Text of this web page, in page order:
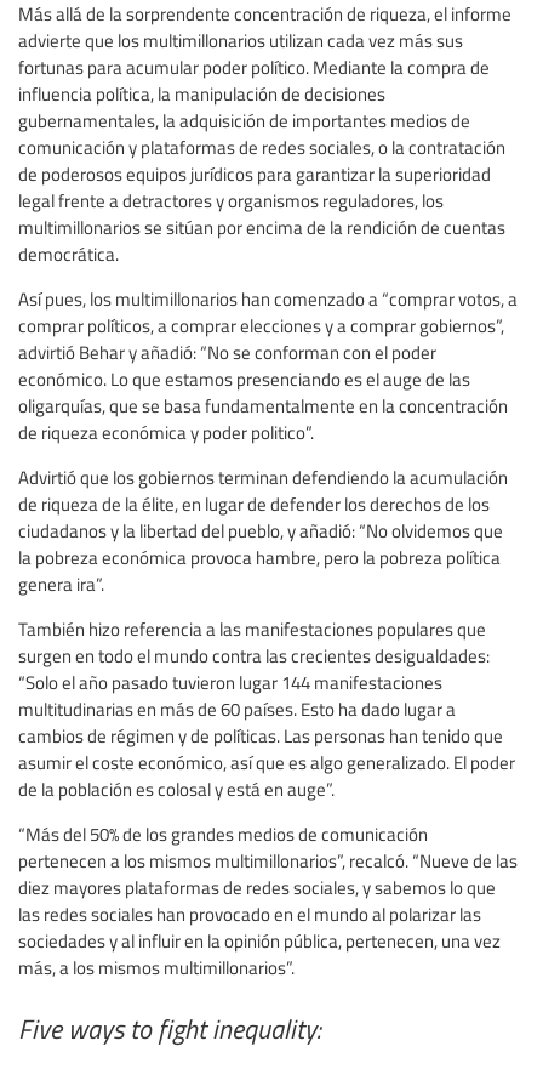
Más allá de la sorprendente concentración de riqueza, el informe
advierte que los multimillonarios utilizan cada vez más sus
fortunas para acumular poder político. Mediante la compra de
influencia política, la manipulación de decisiones
gubernamentales, la adquisición de importantes medios de
comunicación y plataformas de redes sociales, o la contratación
de poderosos equipos jurídicos para garantizar la superioridad
legal frente a detractores y organismos reguladores, los
multimillonarios se sitúan por encima de la rendición de cuentas
democrática.
Así pues, los multimillonarios han comenzado a “comprar votos, a
comprar políticos, a comprar elecciones y a comprar gobiernos”,
advirtió Behar y añadió: “No se conforman con el poder
económico. Lo que estamos presenciando es el auge de las
oligarquías, que se basa fundamentalmente en la concentración
de riqueza económica y poder politico”.
Advirtió que los gobiernos terminan defendiendo la acumulación
de riqueza de la élite, en lugar de defender los derechos de los
ciudadanos y la libertad del pueblo, y añadió: “No olvidemos que
la pobreza económica provoca hambre, pero la pobreza política
genera ira”.
También hizo referencia a las manifestaciones populares que
surgen en todo el mundo contra las crecientes desigualdades:
“Solo el año pasado tuvieron lugar 144 manifestaciones
multitudinarias en más de 60 países. Esto ha dado lugar a
cambios de régimen y de políticas. Las personas han tenido que
asumir el coste económico, así que es algo generalizado. El poder
de la población es colosal y está en auge”.
“Más del 50% de los grandes medios de comunicación
pertenecen a los mismos multimillonarios”, recalcó. “Nueve de las
diez mayores plataformas de redes sociales, y sabemos lo que
las redes sociales han provocado en el mundo al polarizar las
sociedades y al influir en la opinión pública, pertenecen, una vez
más, a los mismos multimillonarios”.
Five ways to fight inequality: